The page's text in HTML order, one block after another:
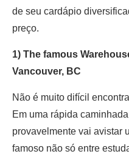
de seu cardápio
preço.
1) The famous
Vancouver, BC
Não é muito difícil
Em uma rápida
provavelmente vai avistar
famoso não só entre